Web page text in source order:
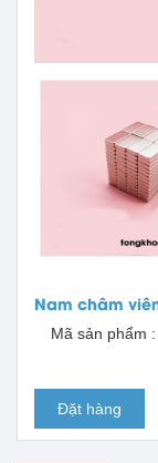
Nam châm
Mã sản phẩm :
Đặt hàng